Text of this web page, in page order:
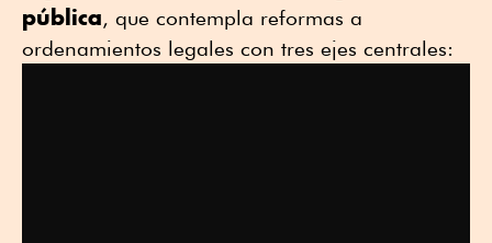
pública, que contempla reformas a
ordenamientos legales con tres ejes centrales: